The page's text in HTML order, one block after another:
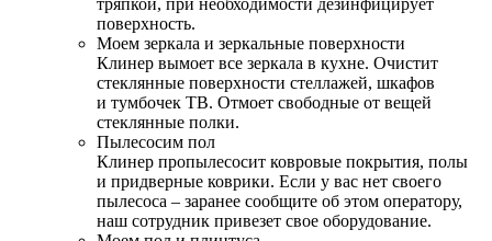
тряпкой, при необходимости дезинфицирует
поверхность.
Моем зеркала и зеркальные поверхности
Клинер вымоет все зеркала в кухне. Очистит
стеклянные поверхности стеллажей, шкафов
и тумбочек ТВ. Отмоет свободные от вещей
стеклянные полки.
Пылесосим пол
Клинер пропылесосит ковровые покрытия, полы
и придверные коврики. Если у вас нет своего
пылесоса – заранее сообщите об этом оператору,
наш сотрудник привезет свое оборудование.